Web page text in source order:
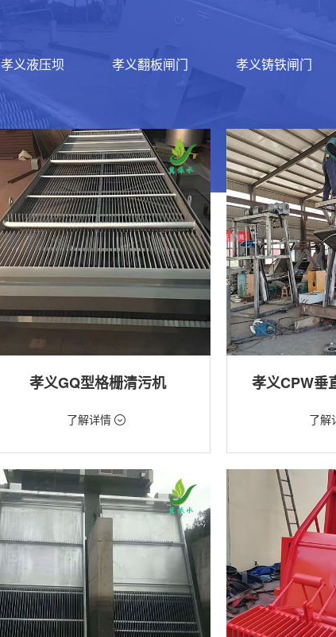
孝义液压坝 孝义翻板闸门 孝义铸铁闸门
孝义GQ型格栅清污机
价格：1899元/台
机
用途：泵站,污水处理,水电站,自来水厂,给排水
工程
了解详情
孝义CPW垂
价格：5268元/台了解